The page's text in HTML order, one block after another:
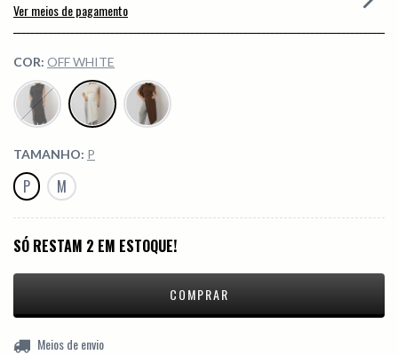
Ver meios de pagamento
COR: OFF WHITE
TAMANHO: P
P M
SÓ RESTAM 2 EM ESTOQUE!
Entregas para o CEP:
Meios de envio